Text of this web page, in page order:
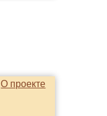
О проекте